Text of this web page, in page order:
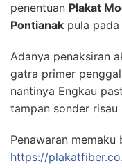
penentuan Plakat
Pontianak pula
Adanya penaksiran
gatra primer
nantinya Engkau
tampan sonder
Penawaran memaku
https://